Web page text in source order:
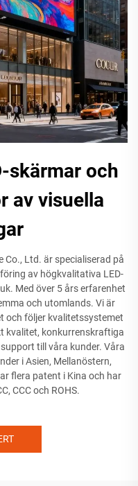
skärmar och
av visuella
Ltd. är specialiserad på
av högkvalitativa LED-
Med över 5 års erfarenhet
och utomlands. Vi är
och följer kvalitetssystemet
kvalitet, konkurrenskraftiga
till våra kunder. Våra
i Asien, Mellanöstern,
flera patent i Kina och har
CCC och ROHS.